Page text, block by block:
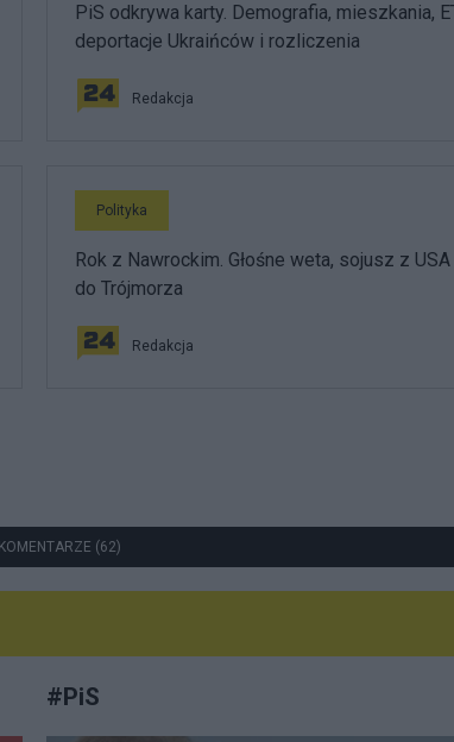
PiS odkrywa karty. Demografia, mieszkania,
deportacje Ukraińców i rozliczenia
Redakcja
Polityka
Rok z Nawrockim. Głośne weta, sojusz z
do Trójmorza
Redakcja
(62)
#PiS